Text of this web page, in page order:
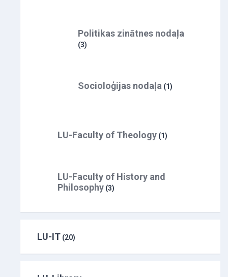
Politikas zinātnes nodaļa
(3)
Socioloģijas nodaļa (1)
LU-Faculty of Theology (1)
LU-Faculty of History and
Philosophy (3)
LU-IT (20)